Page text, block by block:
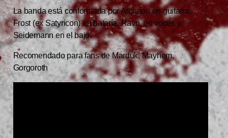
La banda está conformada por Archaon en guitarra,
Frost (ex Satyricon) en batería, Ravn, en voces y
Seidemann en el bajo.
Recomendado para fans de Marduk, Mayhem,
Gorgoroth